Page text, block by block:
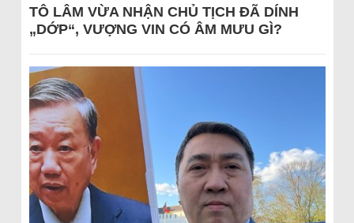
TÔ LÂM VỪA NHẬN CHỦ TỊCH ĐÃ DÍNH
„DỚP“, VƯỢNG VIN CÓ ÂM MƯU GÌ?